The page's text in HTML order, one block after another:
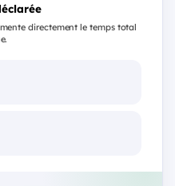
directement le temps total